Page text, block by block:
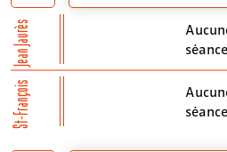
Jean Jaurès
St-François
séance
séance